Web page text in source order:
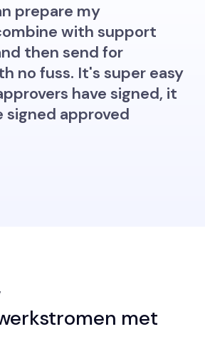
prepare my
with support
then send for
no fuss. It's super easy
have signed, it
signed approved
met